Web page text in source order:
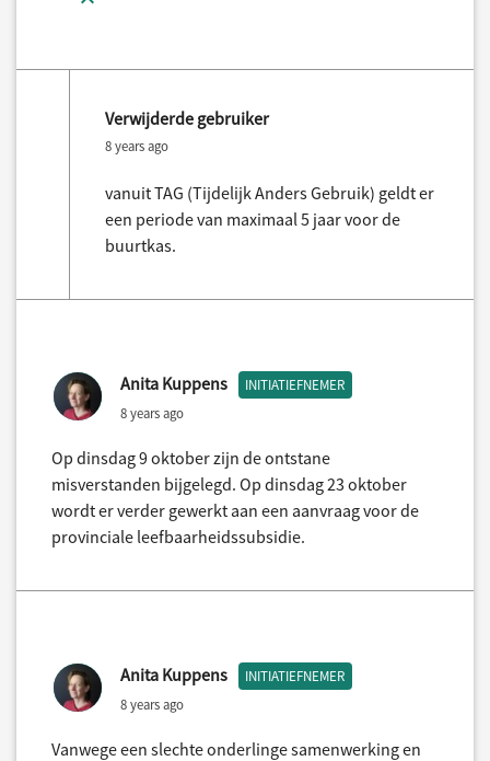
Verwijderde gebruiker
8 years ago
vanuit TAG (Tijdelijk Anders Gebruik) geldt er
een periode van maximaal 5 jaar voor de
buurtkas.
Anita Kuppens INITIATIEFNEMER
8 years ago
Op dinsdag 9 oktober zijn de ontstane
misverstanden bijgelegd. Op dinsdag 23 oktober
wordt er verder gewerkt aan een aanvraag voor de
provinciale leefbaarheidssubsidie.
Anita Kuppens INITIATIEFNEMER
8 years ago
Vanwege een slechte onderlinge samenwerking en